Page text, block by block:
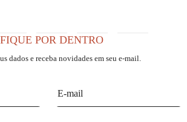
FIQUE POR DENTRO
dados e receba novidades em seu e-mail.